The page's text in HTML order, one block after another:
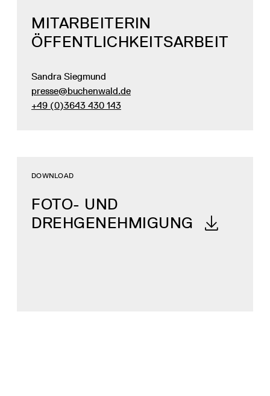
MITARBEITERIN
ÖFFENTLICHKEITSARBEIT
Sandra Siegmund
presse@buchenwald.de
+49 (0)3643 430 143
FOTO- UND
DREHGENEHMIGUNG
DOWNLOAD